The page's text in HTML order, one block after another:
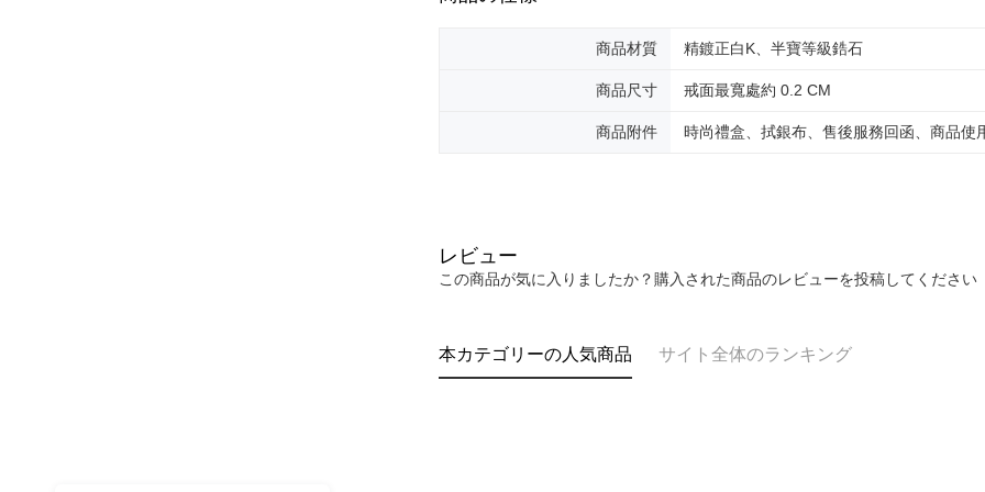
商品材質 精鍍正白K、半寶等級鋯石
商品尺寸 戒面最寬處約 0.2 CM
商品附件 時尚禮盒、拭銀布、售後服務回函、商品使
レビュー
この商品が気に入りましたか？購入された商品のレビューを投稿してください
本カテゴリーの人気商品 サイト全体のランキング